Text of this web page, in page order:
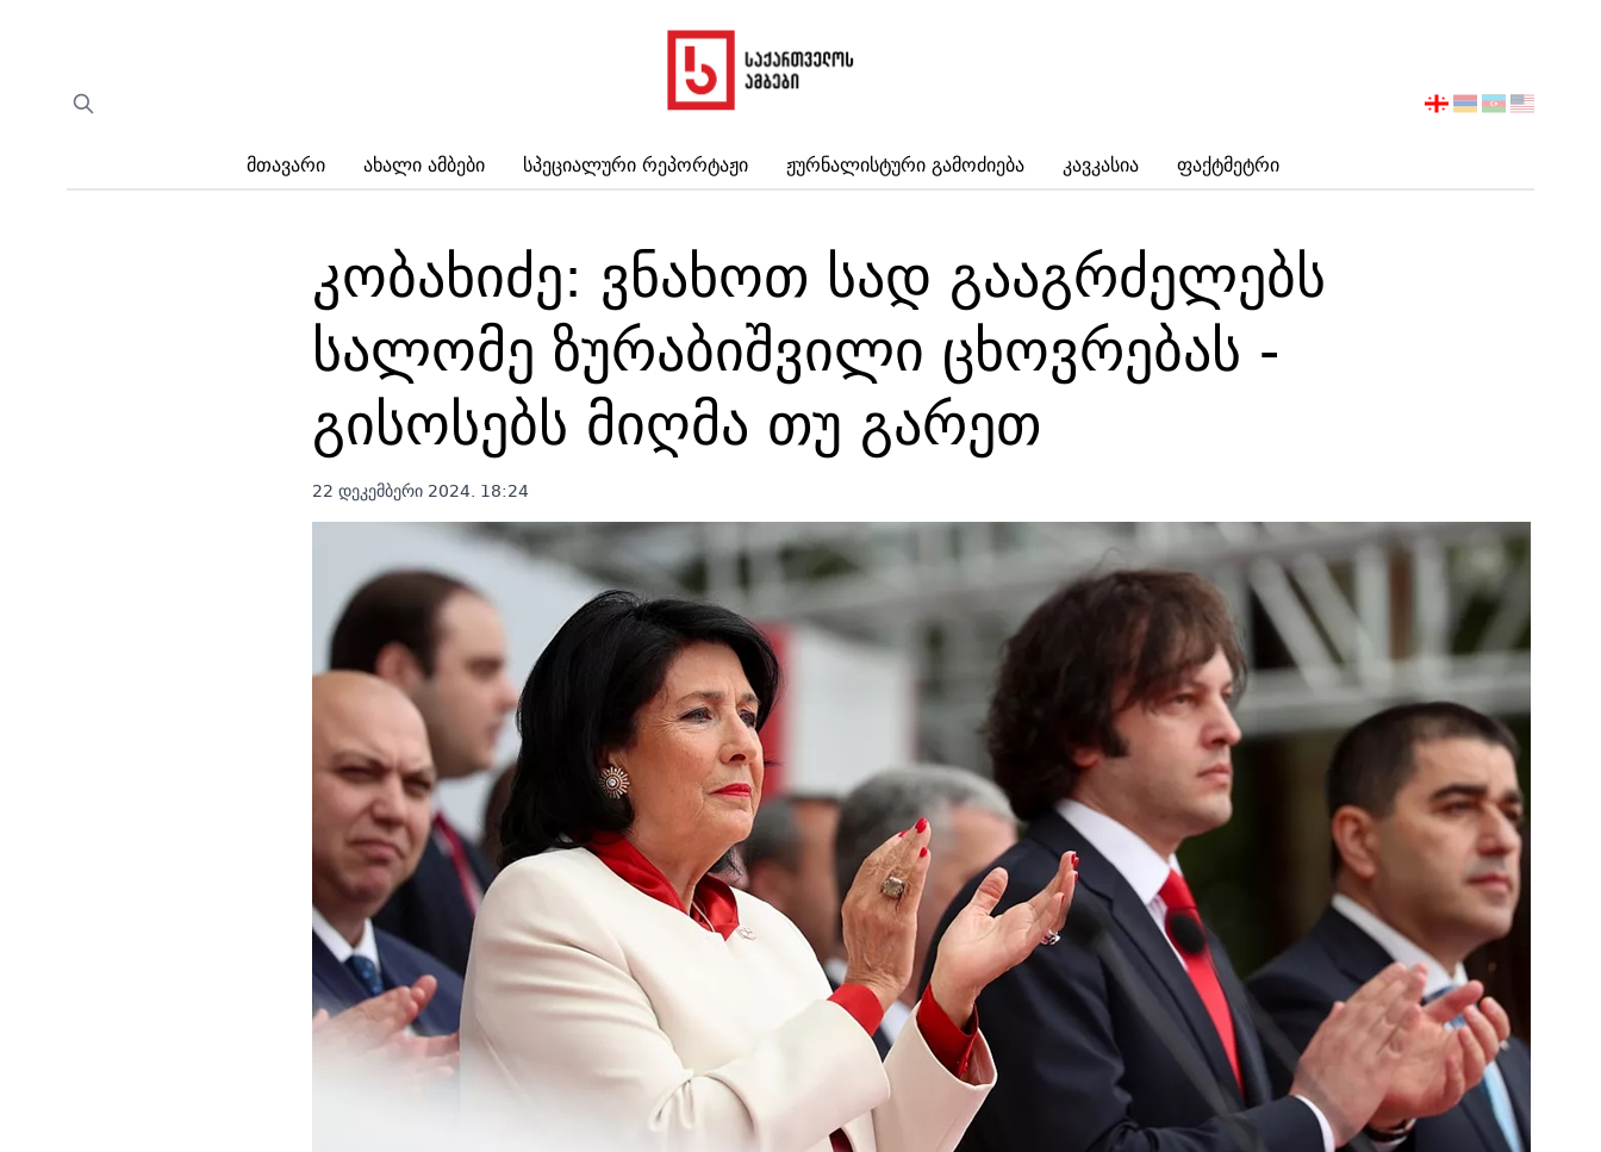
Მთავარი Ახალი Ამბები Სპეციალური Რეპორტაჟი Ჟურნალისტური Გამოძიება Კავკასია Ფაქტმეტრი
აირჩიეთ
კობახიძე: ვნახოთ სად გააგრძელებს
სალომე ზურაბიშვილი ცხოვრებას -
გისოსებს მიღმა თუ გარეთ
22 დეკემბერი 2024. 18:24